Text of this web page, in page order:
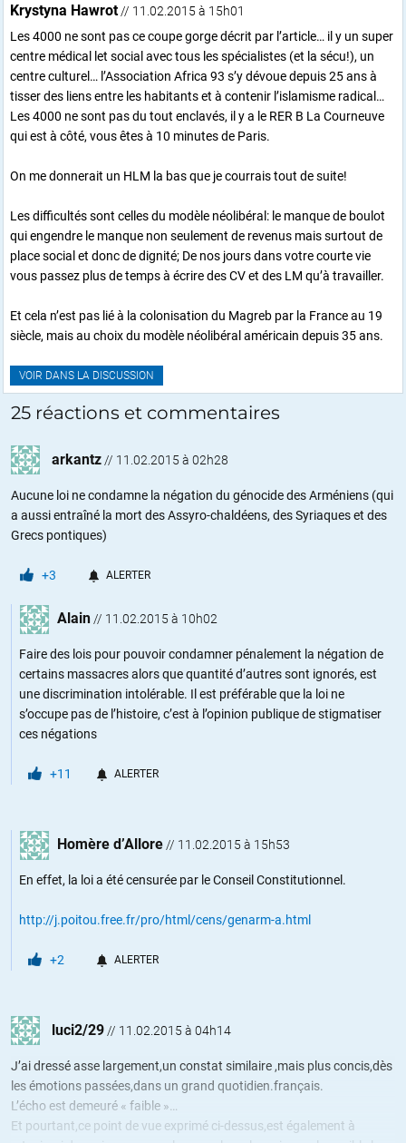
Krystyna Hawrot// 11.02.2015 à 15h01
Les 4000 ne sont pas ce coupe gorge décrit par l’article… il y un super
centre médical let social avec tous les spécialistes (et la sécu!), un
centre culturel… l’Association Africa 93 s’y dévoue depuis 25 ans à
tisser des liens entre les habitants et à contenir l’islamisme radical…
Les 4000 ne sont pas du tout enclavés, il y a le RER B La Courneuve
qui est à côté, vous êtes à 10 minutes de Paris.
On me donnerait un HLM la bas que je courrais tout de suite!
Les difficultés sont celles du modèle néolibéral: le manque de boulot
qui engendre le manque non seulement de revenus mais surtout de
place social et donc de dignité; De nos jours dans votre courte vie
vous passez plus de temps à écrire des CV et des LM qu’à travailler.
Et cela n’est pas lié à la colonisation du Magreb par la France au 19
siècle, mais au choix du modèle néolibéral américain depuis 35 ans.
VOIR DANS LA DISCUSSION
25 réactions et commentaires
arkantz // 11.02.2015 à 02h28
Aucune loi ne condamne la négation du génocide des Arméniens (qui
a aussi entraîné la mort des Assyro-chaldéens, des Syriaques et des
Grecs pontiques)
+3 ALERTER
Alain // 11.02.2015 à 10h02
Faire des lois pour pouvoir condamner pénalement la négation de
certains massacres alors que quantité d’autres sont ignorés, est
une discrimination intolérable. Il est préférable que la loi ne
s’occupe pas de l’histoire, c’est à l’opinion publique de stigmatiser
ces négations
+11 ALERTER
Homère d’Allore // 11.02.2015 à 15h53
En effet, la loi a été censurée par le Conseil Constitutionnel.
http://j.poitou.free.fr/pro/html/cens/genarm-a.html
+2 ALERTER
luci2/29 // 11.02.2015 à 04h14
J’ai dressé asse largement,un constat similaire ,mais plus concis,dès
les émotions passées,dans un grand quotidien.français.
L’écho est demeuré « faible »…
Et pourtant,ce point de vue exprimé ci-dessus,est également à